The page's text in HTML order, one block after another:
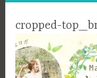
cropped-